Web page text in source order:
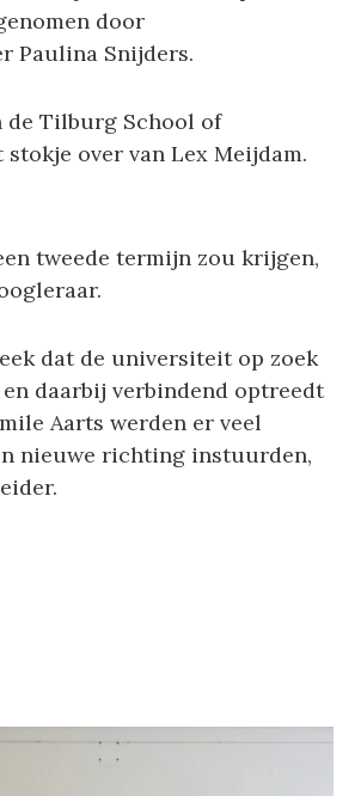
door
Paulina Snijders.
de Tilburg School of
over van Lex Meijdam.
tweede termijn zou krijgen,
dat de universiteit op zoek
daarbij verbindend optreedt
Aarts werden er veel
nieuwe richting instuurden,